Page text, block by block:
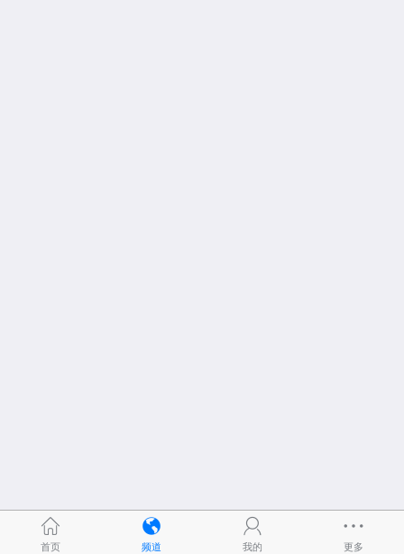
首页 频道 我的 更多